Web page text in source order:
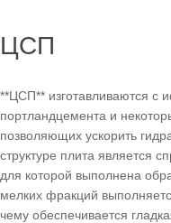
ЦСП
**ЦСП** изготавливаются с
портландцемента и
позволяющих ускорить
структуре плита является
для которой выполнена
мелких фракций
чему обеспечивается